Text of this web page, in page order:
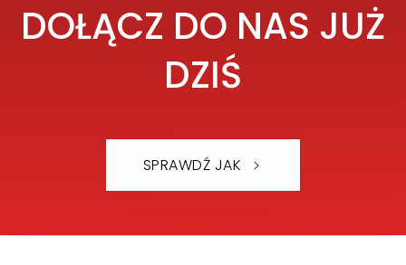
DOŁĄCZ DO NAS JUŻ
DZIŚ
SPRAWDŹ JAK